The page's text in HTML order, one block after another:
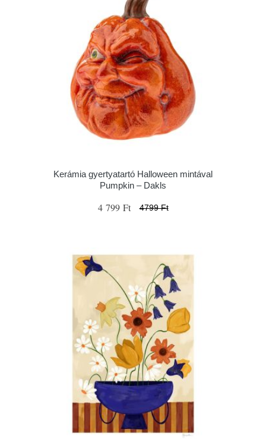
Kerámia gyertyatartó Halloween mintával
Pumpkin – Dakls
4 799 Ft 4799 Ft